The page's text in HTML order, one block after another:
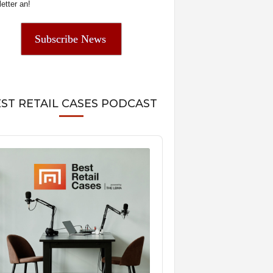
an!
Subscribe News
RETAIL CASES PODCAST